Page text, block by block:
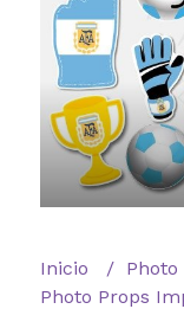
Inicio Photo
Photo Props